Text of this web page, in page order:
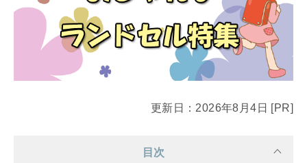
更新日：2026年8月4日 [PR]
目次